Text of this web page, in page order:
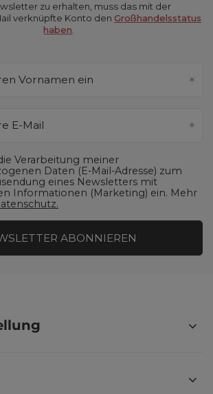
zu erhalten, muss das mit der
verknüpfte Konto den Großhandelsstatus
haben.
Vornamen ein
E-Mail
Verarbeitung meiner
Daten (E-Mail-Adresse) zum
eines Newsletters mit
Informationen (Marketing) ein. Mehr
ABONNIEREN